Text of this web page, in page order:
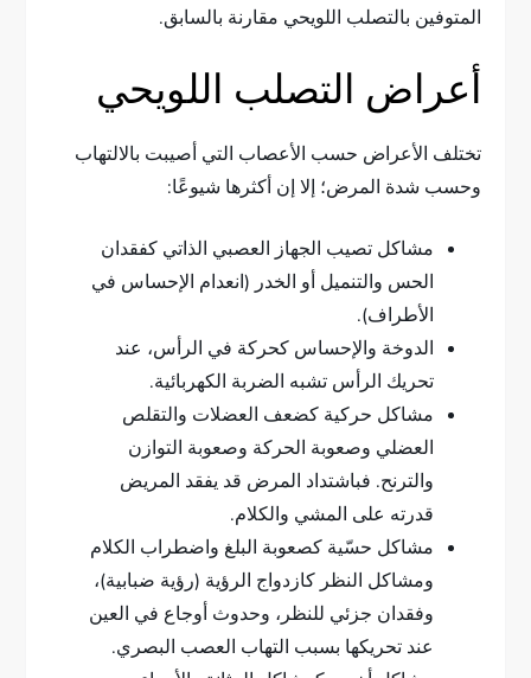
المتوفين بالتصلب اللويحي مقارنة بالسابق.
أعراض التصلب اللويحي
تختلف الأعراض حسب الأعصاب التي أصيبت بالالتهاب
وحسب شدة المرض؛ إلا إن أكثرها شيوعًا:
مشاكل تصيب الجهاز العصبي الذاتي كفقدان
الحس والتنميل أو الخدر (انعدام الإحساس في
الأطراف).
الدوخة والإحساس كحركة في الرأس، عند
تحريك الرأس تشبه الضربة الكهربائية.
مشاكل حركية كضعف العضلات والتقلص
العضلي وصعوبة الحركة وصعوبة التوازن
والترنح. فباشتداد المرض قد يفقد المريض
قدرته على المشي والكلام.
مشاكل حسّية كصعوبة البلغ واضطراب الكلام
ومشاكل النظر كازدواج الرؤية (رؤية ضبابية)،
وفقدان جزئي للنظر، وحدوث أوجاع في العين
عند تحريكها بسبب التهاب العصب البصري.